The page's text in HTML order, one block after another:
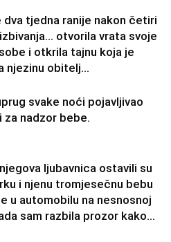
dva tjedna ranije nakon četiri
otvorila vrata svoje
i otkrila tajnu koja je
njezinu obitelj…
svake noći pojavljivao
za nadzor bebe.
ljubavnica ostavili su
i njenu tromjesečnu bebu
u automobilu na nesnosnoj
sam razbila prozor kako...